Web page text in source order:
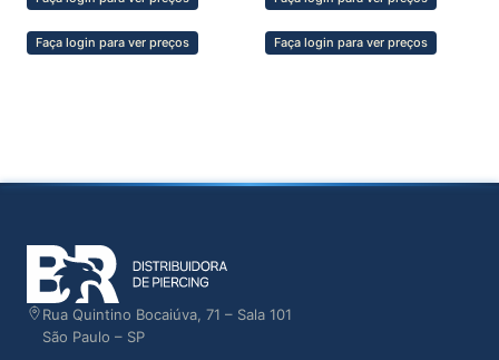
Clientes não compram só pelo preço —
compram pela confiança, estética e segurança
do material. Valorize isso na sua venda e
Faça login para ver preços Faça login para ver preços
Rua Quintino Bocaiúva, 71 – Sala 101
São Paulo – SP